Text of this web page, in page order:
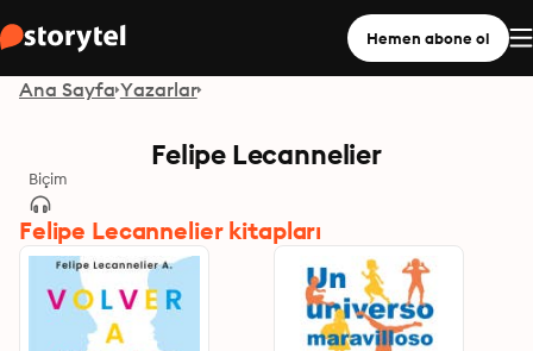
Hemen abone ol
Ana Sayfa Yazarlar
Felipe Lecannelier
Biçim
Felipe Lecannelier kitapları